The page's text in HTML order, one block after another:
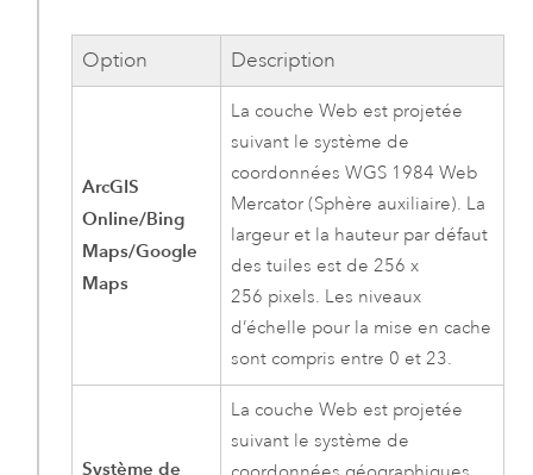
Option Description
ArcGIS
Online/Bing
Maps/Google
Maps
La couche Web est projetée
suivant le système de
coordonnées WGS 1984 Web
Mercator (Sphère auxiliaire). La
largeur et la hauteur par défaut
des tuiles est de 256 x
256 pixels. Les niveaux
d’échelle pour la mise en cache
sont compris entre 0 et 23.
Système de
La couche Web est projetée
suivant le système de